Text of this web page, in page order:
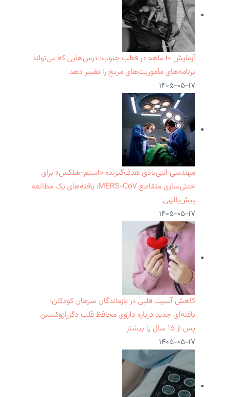
آزمایش ۱۰ ماهه در قطب جنوب: درس‌هایی که می‌تواند
برنامه‌های مأموریت‌های مریخ را تغییر دهد
۱۴۰۵-۰۵-۱۷
مهندسی آنتی‌بادی هدف‌گیرنده «استم-هلکس» برای
خنثی‌سازی متقاطع MERS-CoV: یافته‌های یک مطالعه
پیش‌بالینی
۱۴۰۵-۰۵-۱۷
کاهش آسیب قلبی در بازماندگان سرطان کودکان:
یافته‌ای جدید درباره داروی محافظ قلب دگزرازوکسین
پس از ۱۵ سال یا بیشتر
۱۴۰۵-۰۵-۱۷